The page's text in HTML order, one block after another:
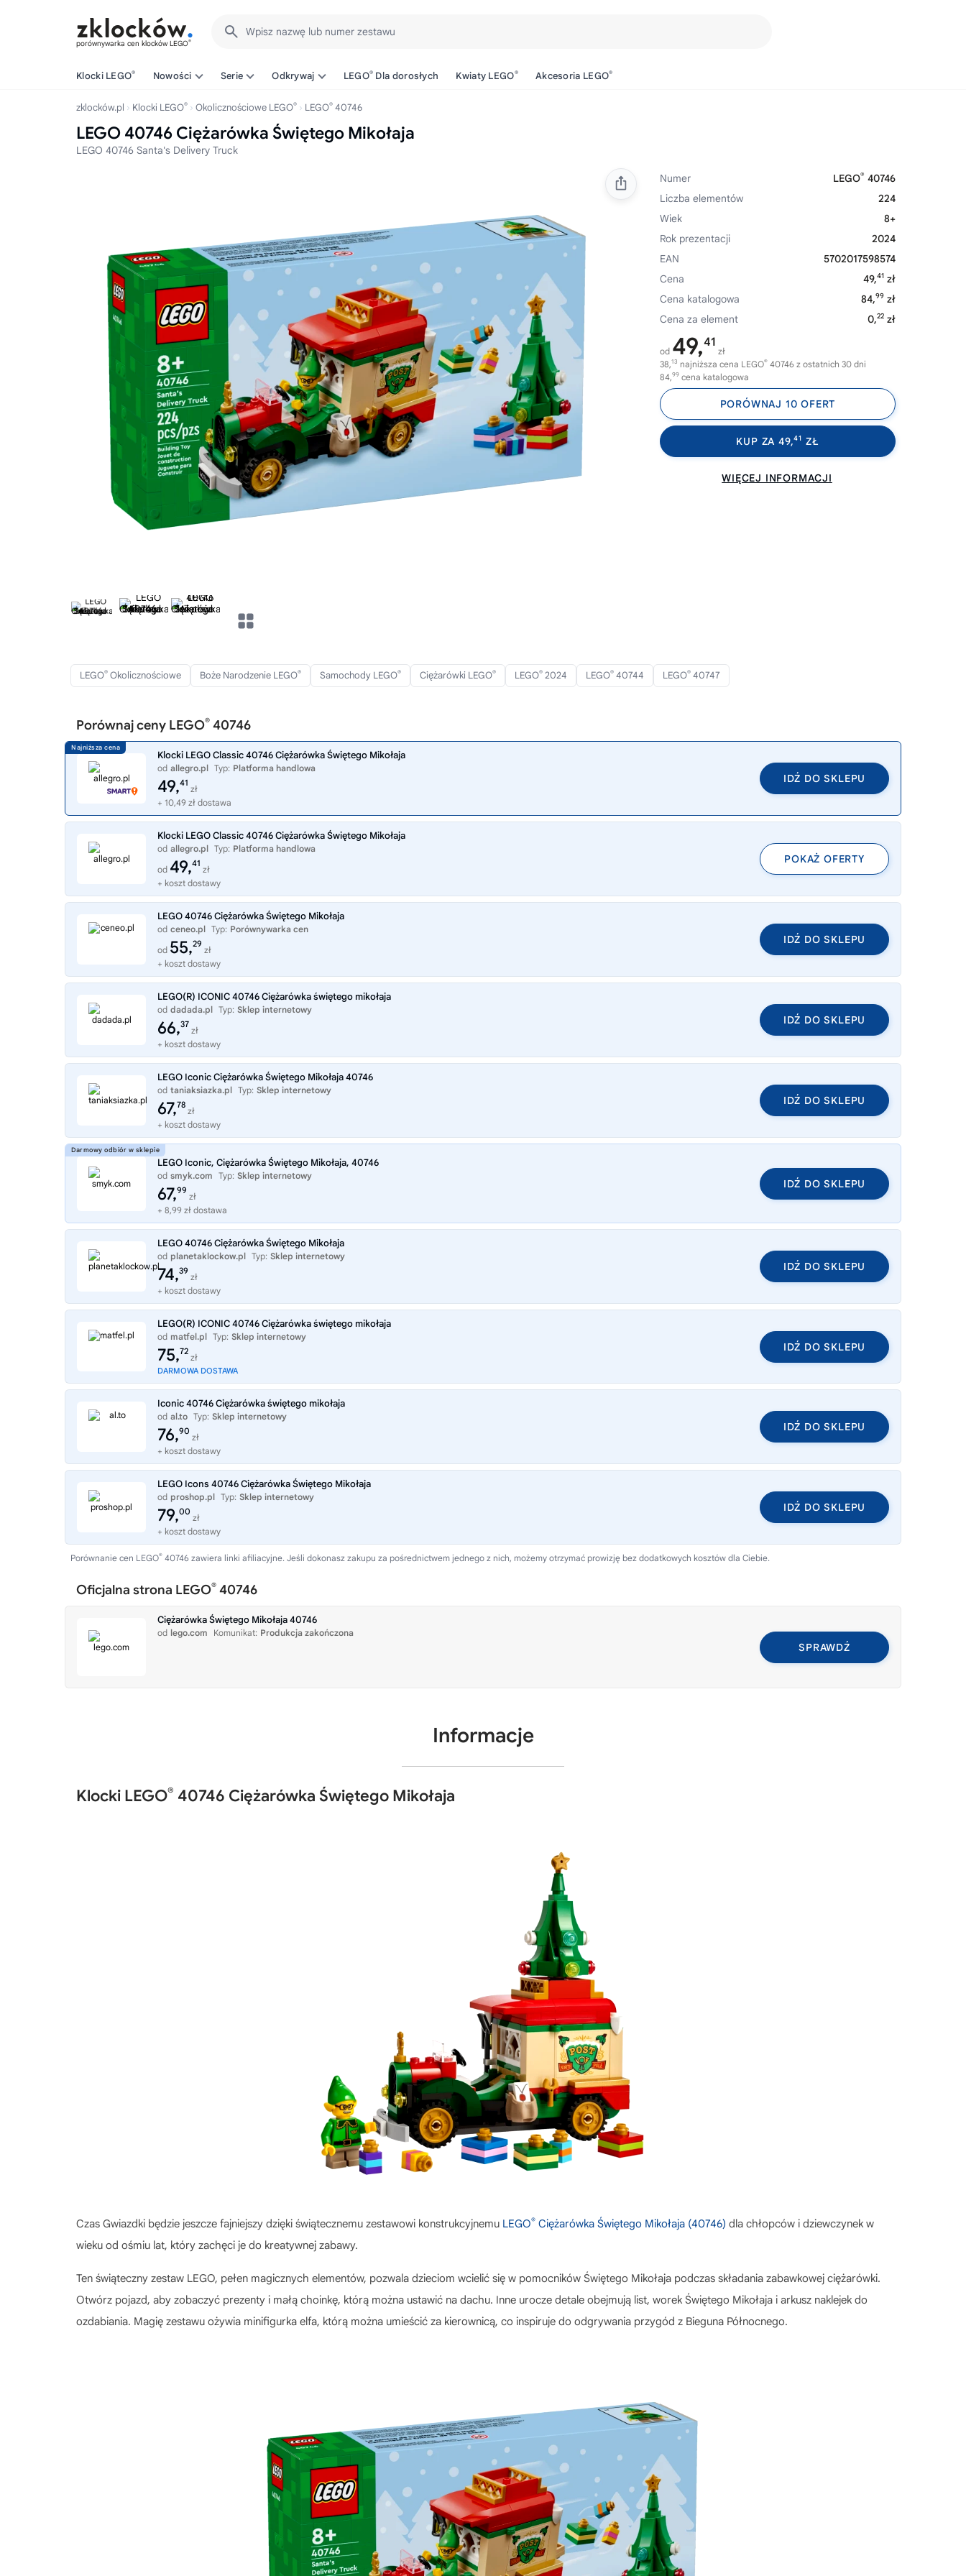
porównywarka cen klocków LEGO®
Wpisz nazwę lub numer zestawu
Klocki LEGO® Nowości Serie Odkrywaj LEGO® Dla dorosłych Kwiaty LEGO® Akcesoria LEGO®
zklocków.pl Klocki LEGO® Okolicznościowe LEGO® LEGO® 40746
LEGO 40746 Ciężarówka Świętego Mikołaja
LEGO 40746 Santa's Delivery Truck
Numer LEGO® 40746
Liczba elementów
224
Wiek
8+
Rok prezentacji
2024
EAN
5702017598574
Cena
49,41 zł
Cena katalogowa
84,99 zł
Cena za element
0,22 zł
od 49,41
zł
38,13 najniższa cena LEGO® 40746 z ostatnich 30 dni
84,99 cena katalogowa
PORÓWNAJ 10 OFERT
KUP ZA 49,41 ZŁ
WIĘCEJ INFORMACJI
LEGO® Okolicznościowe Boże Narodzenie LEGO® Samochody LEGO® Ciężarówki LEGO® LEGO® 2024 LEGO® 40744 LEGO® 40747
Porównaj ceny LEGO® 40746
Klocki LEGO Classic 40746 Ciężarówka Świętego Mikołaja
od allegro.pl Typ: Platforma handlowa
49,41
zł
+ 10,49 zł dostawa
IDŹ DO SKLEPU
Klocki LEGO Classic 40746 Ciężarówka Świętego Mikołaja
od allegro.pl Typ: Platforma handlowa
od 49,41
zł
+ koszt dostawy
POKAŻ OFERTY
LEGO 40746 Ciężarówka Świętego Mikołaja
od ceneo.pl Typ: Porównywarka cen
od 55,29
zł
+ koszt dostawy
IDŹ DO SKLEPU
LEGO(R) ICONIC 40746 Ciężarówka świętego mikołaja
od dadada.pl Typ: Sklep internetowy
66,37
zł
+ koszt dostawy
IDŹ DO SKLEPU
LEGO Iconic Ciężarówka Świętego Mikołaja 40746
od taniaksiazka.pl Typ: Sklep internetowy
67,78
zł
+ koszt dostawy
IDŹ DO SKLEPU
LEGO Iconic, Ciężarówka Świętego Mikołaja, 40746
od smyk.com Typ: Sklep internetowy
67,99
zł
+ 8,99 zł dostawa
IDŹ DO SKLEPU
LEGO 40746 Ciężarówka Świętego Mikołaja
od planetaklockow.pl Typ: Sklep internetowy
74,39
zł
+ koszt dostawy
IDŹ DO SKLEPU
LEGO(R) ICONIC 40746 Ciężarówka świętego mikołaja
od matfel.pl Typ: Sklep internetowy
75,72
zł
DARMOWA DOSTAWA
IDŹ DO SKLEPU
Iconic 40746 Ciężarówka świętego mikołaja
od al.to Typ: Sklep internetowy
76,90
zł
+ koszt dostawy
IDŹ DO SKLEPU
LEGO Icons 40746 Ciężarówka Świętego Mikołaja
od proshop.pl Typ: Sklep internetowy
79,00
zł
+ koszt dostawy
IDŹ DO SKLEPU
Porównanie cen LEGO® 40746 zawiera linki afiliacyjne. Jeśli dokonasz zakupu za pośrednictwem jednego z nich, możemy otrzymać prowizję bez dodatkowych kosztów dla Ciebie.
Oficjalna strona LEGO® 40746
Ciężarówka Świętego Mikołaja 40746
od lego.com Komunikat: Produkcja zakończona
SPRAWDŹ
Informacje
Klocki LEGO® 40746 Ciężarówka Świętego Mikołaja
Czas Gwiazdki będzie jeszcze fajniejszy dzięki świątecznemu zestawowi konstrukcyjnemu LEGO® Ciężarówka Świętego Mikołaja (40746) dla chłopców i dziewczynek w
wieku od ośmiu lat, który zachęci je do kreatywnej zabawy.
Ten świąteczny zestaw LEGO, pełen magicznych elementów, pozwala dzieciom wcielić się w pomocników Świętego Mikołaja podczas składania zabawkowej ciężarówki.
Otwórz pojazd, aby zobaczyć prezenty i małą choinkę, którą można ustawić na dachu. Inne urocze detale obejmują list, worek Świętego Mikołaja i arkusz naklejek do
ozdabiania. Magię zestawu ożywia minifigurka elfa, którą można umieścić za kierownicą, co inspiruje do odgrywania przygód z Bieguna Północnego.